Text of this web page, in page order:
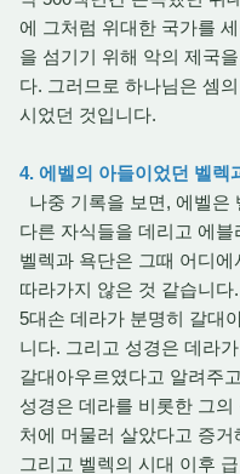
에 그처럼 위대한 국가를
을 섬기기 위해 악의 제국
다. 그러므로 하나님은 셈
시었던 것입니다.
4. 에벨의 아들이었던 벨렉
나중 기록을 보면, 에벨은
다른 자식들을 데리고 에
벨렉과 욕단은 그때 어디
따라가지 않은 것 같습니
5대손 데라가 분명히 갈대
니다. 그리고 성경은 데라
갈대아우르였다고 알려주
성경은 데라를 비롯한 그
처에 머물러 살았다고 증
그리고 벨렉의 시대 이후